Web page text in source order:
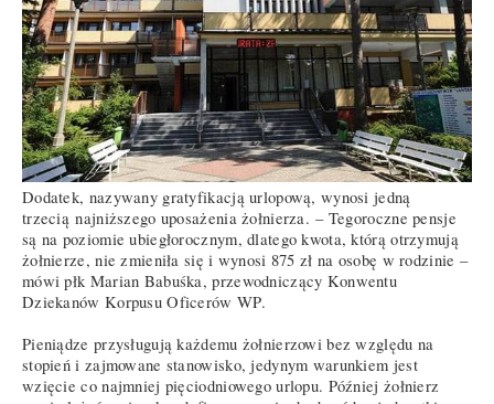
Dodatek, nazywany gratyfikacją urlopową, wynosi jedną
trzecią najniższego uposażenia żołnierza. – Tegoroczne pensje
są na poziomie ubiegłorocznym, dlatego kwota, którą otrzymują
żołnierze, nie zmieniła się i wynosi 875 zł na osobę w rodzinie –
mówi płk Marian Babuśka, przewodniczący Konwentu
Dziekanów Korpusu Oficerów WP.
Pieniądze przysługują każdemu żołnierzowi bez względu na
stopień i zajmowane stanowisko, jedynym warunkiem jest
wzięcie co najmniej pięciodniowego urlopu. Później żołnierz